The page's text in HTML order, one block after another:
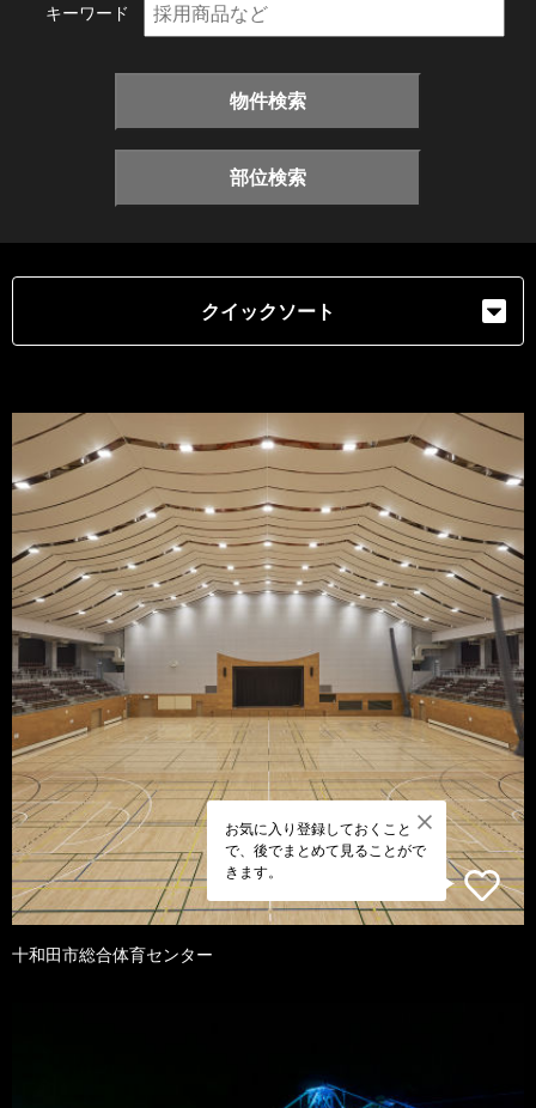
キーワード
物件検索
部位検索
クイックソート
お気に入り登録しておくこと
で、後でまとめて見ることがで
きます。
十和田市総合体育センター